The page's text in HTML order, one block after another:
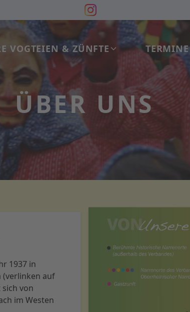
VOGTEIEN & ZÜNFTE TERMINE
ÜBER UNS
1937 in
(verlinken auf
von
im Westen